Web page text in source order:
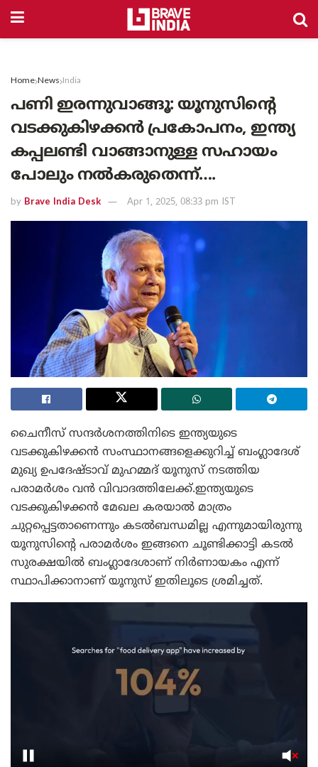
Home News India
പണി ഇരന്നുവാങ്ങൂ: യൂനുസിന്റെ
വടക്കുകിഴക്കന്‍ പ്രകോപനം, ഇന്ത്യ
കപ്പലണ്ടി വാങ്ങാനുള്ള സഹായം
പോലും നൽകരുതെന്ന്….
by Brave India Desk Apr 1, 2025, 08:33 pm IST
ചൈനീസ് സന്ദർശനത്തിനിടെ ഇന്ത്യയുടെ
വടക്കുകിഴക്കൻ സംസ്ഥാനങ്ങളെക്കുറിച്ച് ബംഗ്ലാദേശ്
മുഖ്യ ഉപദേഷ്ടാവ് മുഹമ്മദ് യൂനുസ് നടത്തിയ
പരാമർശം വൻ വിവാദത്തിലേക്ക്.ഇന്ത്യയുടെ
വടക്കുകിഴക്കൻ മേഖല കരയാൽ മാത്രം
ചുറ്റപ്പെട്ടതാണെന്നും കടൽബന്ധമില്ല എന്നുമായിരുന്നു
യൂനുസിൻ്റെ പരാമർശം ഇങ്ങനെ ചൂണ്ടിക്കാട്ടി കടൽ
സുരക്ഷയിൽ ബംഗ്ലാദേശാണ് നിർണായകം എന്ന്
സ്ഥാപിക്കാനാണ് യൂനുസ് ഇതിലൂടെ ശ്രമിച്ചത്.